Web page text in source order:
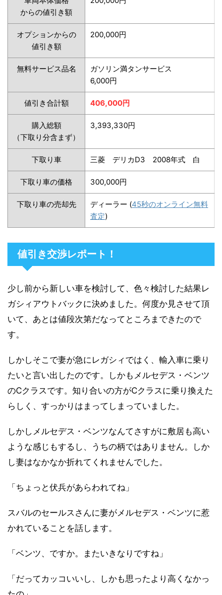
からの値引き額
オプションからの
値引き額
200,000円
無料サービス品名
ガソリン満タンサービス
6,000円
値引き合計額 406,000円
購入総額
（下取り分含まず）
3,393,330円
下取り車 三菱 デリカD3 2008年式 白
下取り車の価格 300,000円
下取り車の売却先 ディーラー (45秒のオンライン無料
査定)
値引き交渉レポート！
少し前から新しい車を検討して、色々検討した結果レ
ガシィアウトバックに決めました。何度か見させて頂
いて、あとは値段次第だなってところまできたので
す。
しかしそこで妻が急にレガシィではく、輸入車に乗り
たいと言い出したのです。しかもメルセデス・ベンツ
のCクラスです。知り合いの方がCクラスに乗り換えた
らしく、すっかりはまってしまっていました。
しかしメルセデス・ベンツなんてさすがに敷居も高い
ような感じもするし、うちの柄ではありません。しか
し妻はなかなか折れてくれませんでした。
「ちょっと伏兵があらわれてね」
スバルのセールスさんに妻がメルセデス・ベンツに惹
かれていることを話します。
「ベンツ、ですか。またいきなりですね」
「だってカッコいいし、しかも思ったより高くなかっ